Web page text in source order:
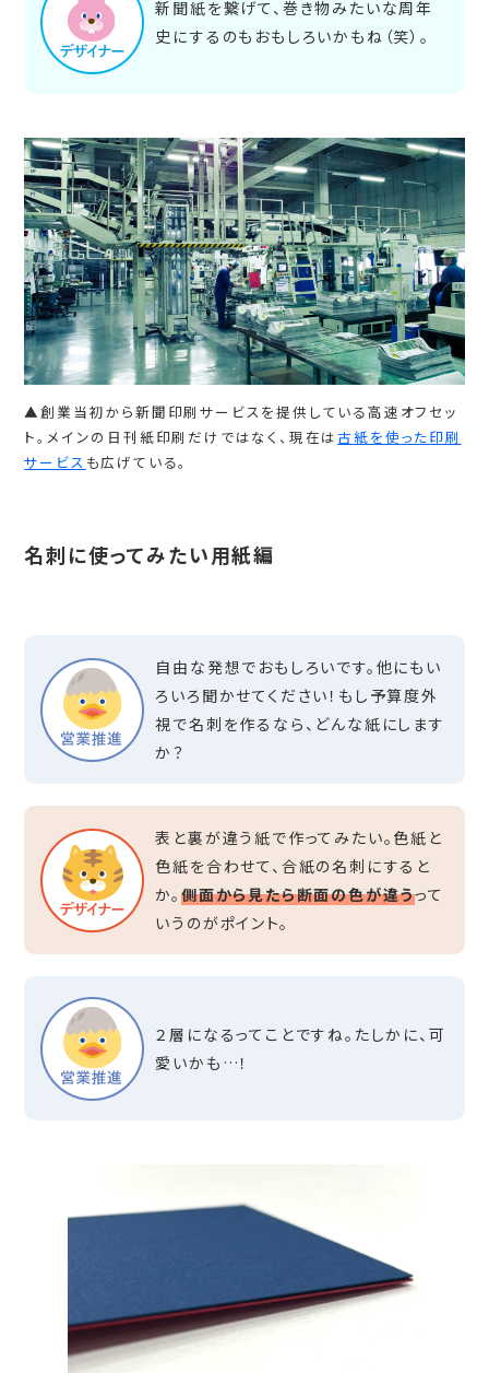
新聞紙を繋げて、巻き物みたいな周年
史にするのもおもしろいかもね（笑）。
▲創業当初から新聞印刷サービスを提供している高速オフセッ
ト。メインの日刊紙印刷だけではなく、現在は古紙を使った印刷
サービス も広げている。
名刺に使ってみたい用紙編
自由な発想でおもしろいです。他にもい
ろいろ聞かせてください！もし予算度外
視で名刺を作るなら、どんな紙にします
か？
表と裏が違う紙で作ってみたい。色紙と
色紙を合わせて、合紙の名刺にすると
か。側面から見たら断面の色が違うって
いうのがポイント。
２層になるってことですね。たしかに、可
愛いかも…！